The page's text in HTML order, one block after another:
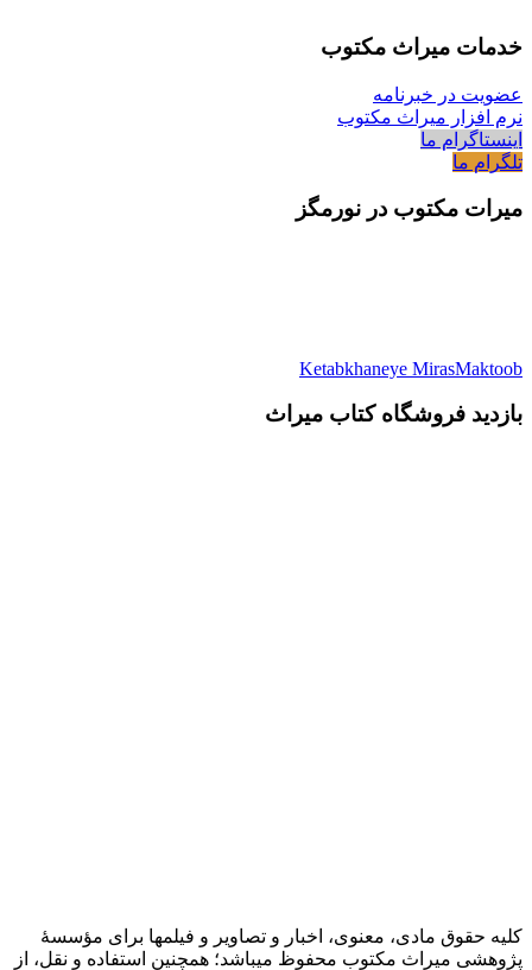
خدمات میراث مکتوب
عضویت در خبرنامه
نرم افزار میراث مکتوب
اینستاگرام ما
تلگرام ما
میرات مکتوب در نورمگز
Ketabkhaneye MirasMaktoob
بازدید فروشگاه کتاب میراث
کلیه حقوق مادی، معنوی، اخبار و تصاویر و فیلمها برای مؤسسۀ
پژوهشی میراث مکتوب محفوظ میباشد؛ همچنین استفاده و نقل، از